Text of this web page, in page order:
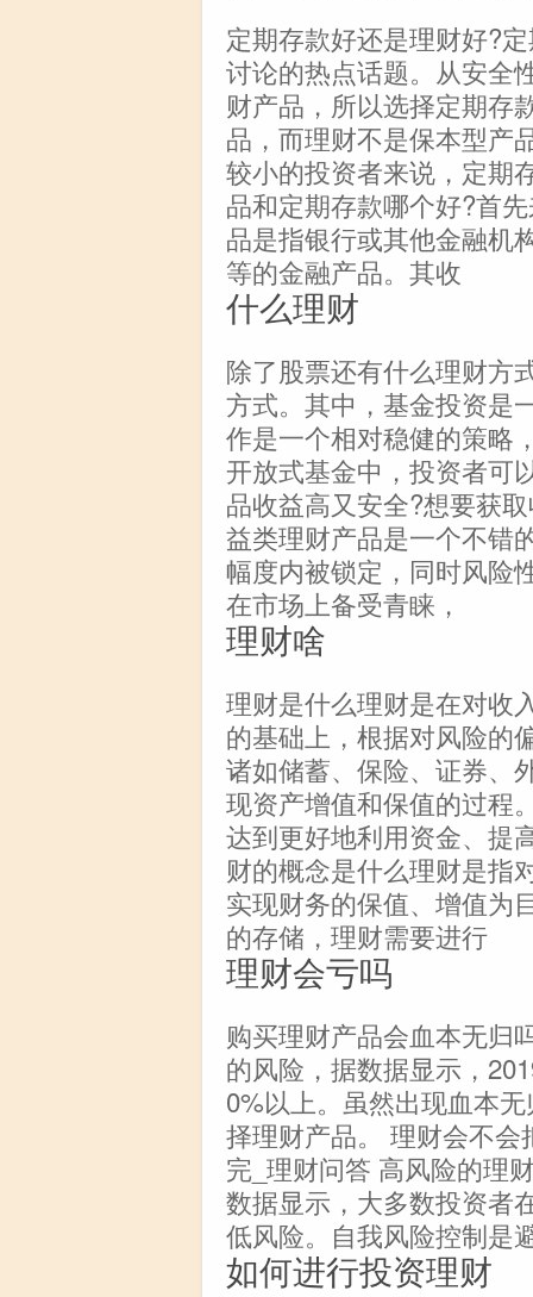
定期存款好还是理财好?
讨论的热点话题。从安全
财产品，所以选择定期存
品，而理财不是保本型产
较小的投资者来说，定期
品和定期存款哪个好?首
品是指银行或其他金融机
等的金融产品。其收
什么理财
除了股票还有什么理财方
方式。其中，基金投资是
作是一个相对稳健的策略
开放式基金中，投资者可
品收益高又安全?想要获
益类理财产品是一个不错
幅度内被锁定，同时风险
在市场上备受青睐，
理财啥
理财是什么理财是在对收
的基础上，根据对风险的
诸如储蓄、保险、证券、
现资产增值和保值的过程
达到更好地利用资金、提
财的概念是什么理财是指
实现财务的保值、增值为
的存储，理财需要进行
理财会亏吗
购买理财产品会血本无归
的风险，据数据显示，
0%以上。虽然出现血本
择理财产品。 理财会不
完_理财问答 高风险的理
数据显示，大多数投资者
低风险。自我风险控制是
如何进行投资理财